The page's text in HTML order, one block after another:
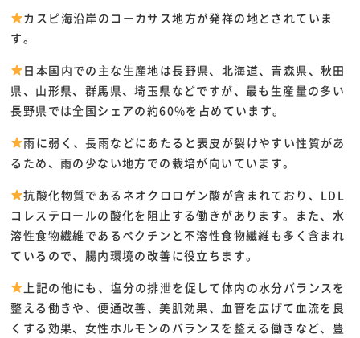
カスピ海沿岸のコーカサス地方が発祥の地とされていま
す。
日本国内での主な生産地は長野県、北海道、青森県、秋田
県、山形県、群馬県、埼玉県などですが、最も生産量の多い
長野県では全国シェアの約60%を占めています。
雨に弱く、長雨などにあたると表皮が裂けやすい性質があ
るため、雨の少ない地方での栽培が向いています。
抗酸化物質であるネオクロロゲン酸が含まれており、LDL
コレステロールの酸化を阻止する働きがあります。また、水
溶性食物繊維であるペクチンと不溶性食物繊維も多く含まれ
ているので、腸内環境の改善に役立ちます。
上記の他にも、塩分の排泄を促して体内の水分バランスを
整える働きや、便通改善、美肌効果、血管を広げて血流を良
くする効果、女性ホルモンのバランスを整える働きなど、豊